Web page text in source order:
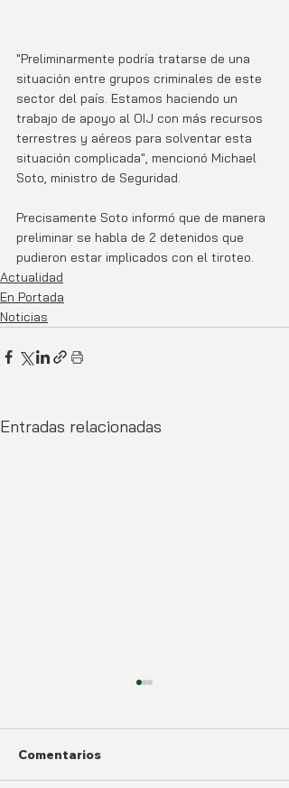
"Preliminarmente podría tratarse de una
situación entre grupos criminales de este
sector del país. Estamos haciendo un
trabajo de apoyo al OIJ con más recursos
terrestres y aéreos para solventar esta
situación complicada", mencionó Michael
Soto, ministro de Seguridad.
Precisamente Soto informó que de manera
preliminar se habla de 2 detenidos que
pudieron estar implicados con el tiroteo.
Actualidad
En Portada
Noticias
Entradas relacionadas
Comentarios